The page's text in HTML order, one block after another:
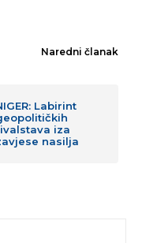
Naredni članak
Labirint
iza
nasilja